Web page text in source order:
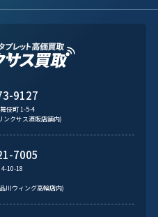
9127
伎町 1-5-4
ンクサス酒販店舗内)
7005
10-18
川ウィング高輪店内)